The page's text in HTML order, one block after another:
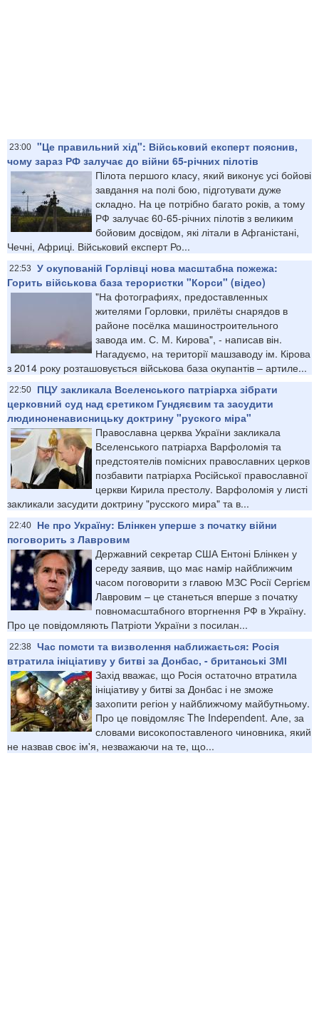
23:00 "Це правильний хід": Військовий експерт пояснив,
чому зараз РФ залучає до війни 65-річних пілотів
Пілота першого класу, який виконує усі бойові
завдання на полі бою, підготувати дуже
складно. На це потрібно багато років, а тому
РФ залучає 60-65-річних пілотів з великим
бойовим досвідом, які літали в Афганістані,
Чечні, Африці. Військовий експерт Ро...
22:53
У окупованій Горлівці нова масштабна пожежа:
Горить військова база терористки "Корси" (відео)
"На фотографиях, предоставленных
жителями Горловки, прилёты снарядов в
районе посёлка машиностроительного
завода им. С. М. Кирова", - написав він.
Нагадуємо, на території машзаводу ім. Кірова
з 2014 року розташовується військова база окупантів – артиле...
22:50
ПЦУ закликала Вселенського патріарха зібрати
церковний суд над єретиком Гундяєвим та засудити
людиноненависницьку доктрину "руского міра"
Православна церква України закликала
Вселенського патріарха Варфоломія та
предстоятелів помісних православних церков
позбавити патріарха Російської православної
церкви Кирила престолу. Варфоломія у листі
закликали засудити доктрину "русского мира" та в...
22:40
Не про Україну: Блінкен уперше з початку війни
поговорить з Лавровим
Державний секретар США Ентоні Блінкен у
середу заявив, що має намір найближчим
часом поговорити з главою МЗС Росії Сергієм
Лавровим – це станеться вперше з початку
повномасштабного вторгнення РФ в Україну.
Про це повідомляють Патріоти України з посилан...
22:38 Час помсти та визволення наближається: Росія
втратила ініціативу у битві за Донбас, - британські ЗМІ
Захід вважає, що Росія остаточно втратила
ініціативу у битві за Донбас і не зможе
захопити регіон у найближчому майбутньому.
Про це повідомляє The Independent. Але, за
словами високопоставленого чиновника, який
не назвав своє ім'я, незважаючи на те, що...